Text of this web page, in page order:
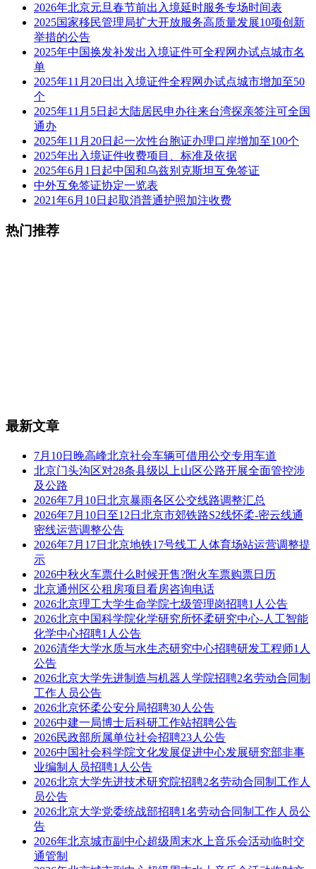
2026年北京元旦春节前出入境延时服务专场时间表
2025国家移民管理局扩大开放服务高质量发展10项创新
举措的公告
2025年中国换发补发出入境证件可全程网办试点城市名
单
2025年11月20日出入境证件全程网办试点城市增加至50
个
2025年11月5日起大陆居民申办往来台湾探亲签注可全国
通办
2025年11月20日起一次性台胞证办理口岸增加至100个
2025年出入境证件收费项目、标准及依据
2025年6月1日起中国和乌兹别克斯坦互免签证
中外互免签证协定一览表
2021年6月10日起取消普通护照加注收费
热门推荐
最新文章
7月10日晚高峰北京社会车辆可借用公交专用车道
北京门头沟区对28条县级以上山区公路开展全面管控涉
及公路
2026年7月10日北京暴雨各区公交线路调整汇总
2026年7月10日至12日北京市郊铁路S2线怀柔-密云线通
密线运营调整公告
2026年7月17日北京地铁17号线工人体育场站运营调整提
示
2026中秋火车票什么时候开售?附火车票购票日历
北京通州区公租房项目看房咨询电话
2026北京理工大学生命学院七级管理岗招聘1人公告
2026北京中国科学院化学研究所怀柔研究中心-人工智能
化学中心招聘1人公告
2026清华大学水质与水生态研究中心招聘研发工程师1人
公告
2026北京大学先进制造与机器人学院招聘2名劳动合同制
工作人员公告
2026北京怀柔公安分局招聘30人公告
2026中建一局博士后科研工作站招聘公告
2026民政部所属单位社会招聘23人公告
2026中国社会科学院文化发展促进中心发展研究部非事
业编制人员招聘1人公告
2026北京大学先进技术研究院招聘2名劳动合同制工作人
员公告
2026北京大学党委统战部招聘1名劳动合同制工作人员公
告
2026年北京城市副中心超级周末水上音乐会活动临时交
通管制